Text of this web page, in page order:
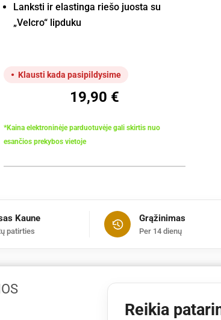
Lanksti ir elastinga riešo juosta su
„Velcro“ lipduku
Klausti kada pasipildysime
19,90 €
*Kaina elektroninėje parduotuvėje gali skirtis nuo
esančios prekybos vietoje
Kaune
patirties
Grąžinimas
Per 14 dienų
Reikia